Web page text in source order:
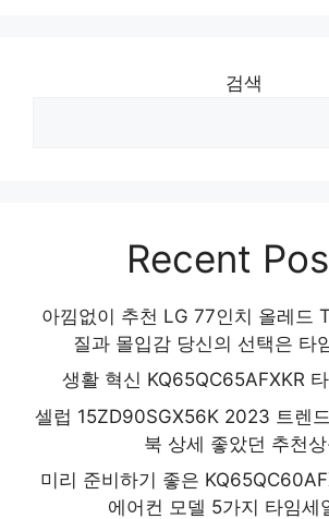
검색
Recent
아낌없이 추천 LG 77인치 올레드
질과 몰입감 당신의 선택은 타
생활 혁신 KQ65QC65AFXKR
셀럽 15ZD90SGX56K 2023 트렌
북 상세 좋았던 추천
미리 준비하기 좋은
에어컨 모델 5가지 타임세